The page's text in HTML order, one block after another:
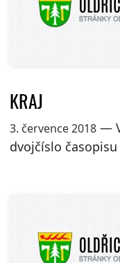
KRAJ
3. července 2018— V
dvojčíslo časopisu